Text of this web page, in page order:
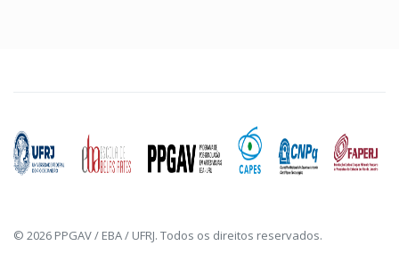
© 2026 PPGAV / EBA / UFRJ. Todos os direitos reservados.